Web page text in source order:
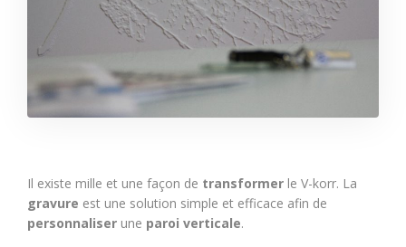
Il existe mille et une façon de transformer le V-korr. La
gravure est une solution simple et efficace afin de
personnaliser une paroi verticale.